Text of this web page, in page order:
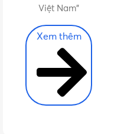
Việt Nam"
Xem thêm